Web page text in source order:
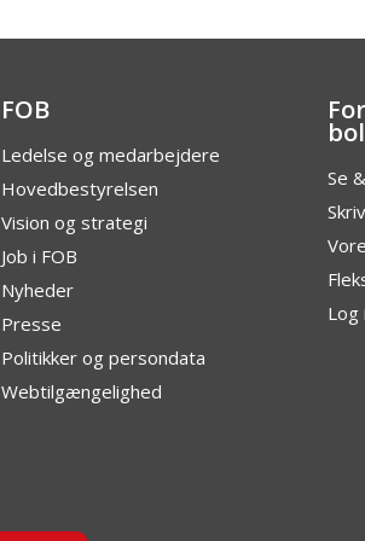
FOB
Ledelse og medarbejdere
Hovedbestyrelsen
Vision og strategi
Job i FOB
Nyheder
Presse
Politikker og persondata
Webtilgængelighed
Se
Log